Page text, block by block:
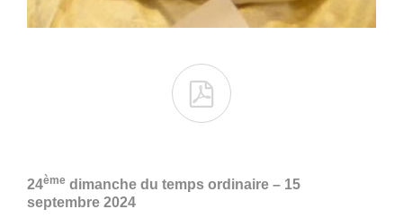

24ème dimanche du temps ordinaire – 15
septembre 2024